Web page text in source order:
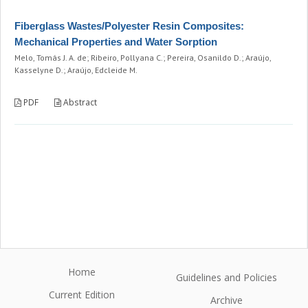
Fiberglass Wastes/Polyester Resin Composites:
Mechanical Properties and Water Sorption
Melo, Tomás J. A. de; Ribeiro, Pollyana C.; Pereira, Osanildo D.; Araújo,
Kasselyne D.; Araújo, Edcleide M.
PDF Abstract
Home
Current Edition
Guidelines and Policies
Archive